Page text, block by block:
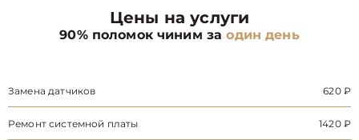
Цены на услуги
90% поломок чиним заодин день
Замена датчиков 620 ₽
Ремонт системной платы 1420 ₽